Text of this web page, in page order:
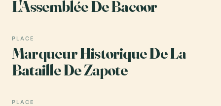
L'Assemblée De Bacoor
PLACE
Marqueur Historique De La
Bataille De Zapote
PLACE